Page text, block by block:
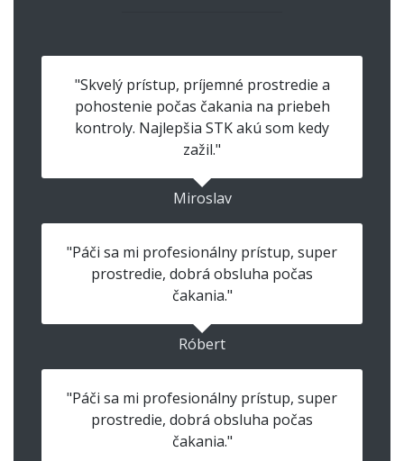
"Skvelý prístup, príjemné prostredie a
pohostenie počas čakania na priebeh
kontroly. Najlepšia STK akú som kedy
zažil."
Miroslav
"Páči sa mi profesionálny prístup, super
prostredie, dobrá obsluha počas
čakania."
Róbert
"Páči sa mi profesionálny prístup, super
prostredie, dobrá obsluha počas
čakania."